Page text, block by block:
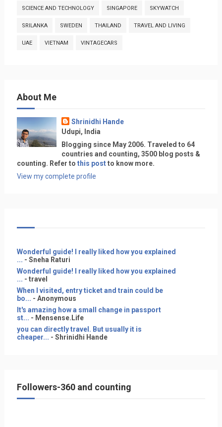
SCIENCE AND TECHNOLOGY SINGAPORE SKYWATCH
SRILANKA SWEDEN THAILAND TRAVEL AND LIVING
UAE VIETNAM VINTAGECARS
About Me
Shrinidhi Hande
Udupi, India
Blogging since May 2006. Traveled to 64
countries and counting, 3500 blog posts &
counting. Refer to this postto know more.
View my complete profile
Wonderful guide! I really liked how you explained
... - Sneha Raturi
Wonderful guide! I really liked how you explained
... - travel
When I visited, entry ticket and train could be
bo... - Anonymous
It's amazing how a small change in passport
st... - Mensense.Life
you can directly travel. But usually it is
cheaper... - Shrinidhi Hande
Followers-360 and counting